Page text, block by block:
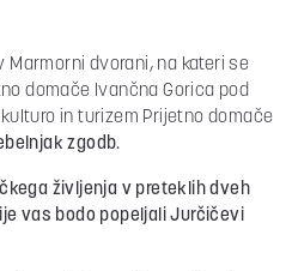
Marmorni dvorani, na kateri se
domače Ivančna Gorica pod
in turizem Prijetno domače
zgodb.
življenja v preteklih dveh
vas bodo popeljali Jurčičevi